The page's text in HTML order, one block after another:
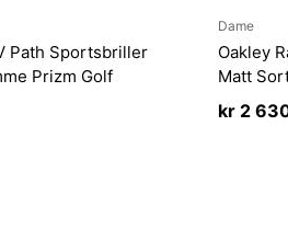
Path Sportsbriller
Prizm Golf
Dame
Oakley
Matt
kr2